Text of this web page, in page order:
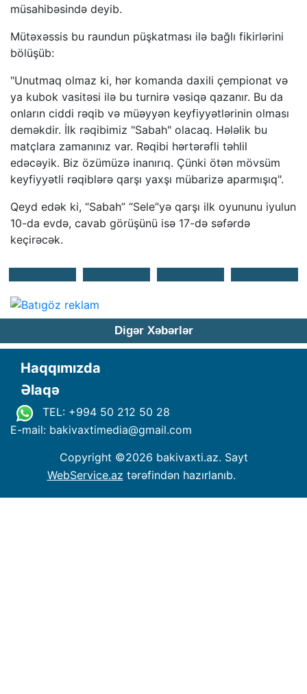
müsahibəsində deyib.
Mütəxəssis bu raundun püşkatması ilə bağlı fikirlərini
bölüşüb:
"Unutmaq olmaz ki, hər komanda daxili çempionat və
ya kubok vasitəsi ilə bu turnirə vəsiqə qazanır. Bu da
onların ciddi rəqib və müəyyən keyfiyyətlərinin olması
deməkdir. İlk rəqibimiz "Sabah" olacaq. Hələlik bu
matçlara zamanınız var. Rəqibi hərtərəfli təhlil
edəcəyik. Biz özümüzə inanırıq. Çünki ötən mövsüm
keyfiyyətli rəqiblərə qarşı yaxşı mübarizə aparmışıq".
Qeyd edək ki, “Sabah” “Sele”yə qarşı ilk oyununu iyulun
10-da evdə, cavab görüşünü isə 17-də səfərdə
keçirəcək.
Digər Xəbərlər
Haqqımızda
Əlaqə
TEL: +994 50 212 50 28
E-mail: bakivaxtimedia@gmail.com
Copyright ©2026 bakivaxti.az. Sayt
WebService.az tərəfindən hazırlanıb.